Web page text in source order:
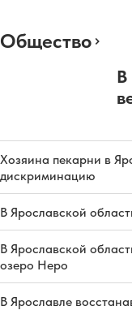
Общество
В
Хозяина пекарни в
дискриминацию
В Ярославской
В Ярославской
озеро Неро
В Ярославле